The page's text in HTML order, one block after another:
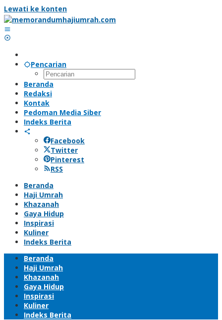
Lewati ke konten
Pencarian
Beranda
Redaksi
Kontak
Pedoman Media Siber
Indeks Berita
Facebook
Twitter
Pinterest
RSS
Beranda
Haji Umrah
Khazanah
Gaya Hidup
Inspirasi
Kuliner
Indeks Berita
Beranda
Haji Umrah
Khazanah
Gaya Hidup
Inspirasi
Kuliner
Indeks Berita